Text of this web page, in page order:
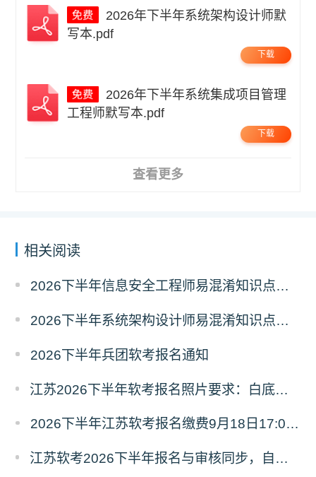
写本.pdf
下载
工程师默写本.pdf
下载
查看更多
相关阅读
2026下半年信息安全工程师易混淆知识点资料
2026下半年系统架构设计师易混淆知识点资料
2026下半年兵团软考报名通知
江苏2026下半年软考报名照片要求：白底、像素不小于295x413
2026下半年江苏软考报名缴费9月18日17:00截止
江苏软考2026下半年报名与审核同步，自行查看审核结果